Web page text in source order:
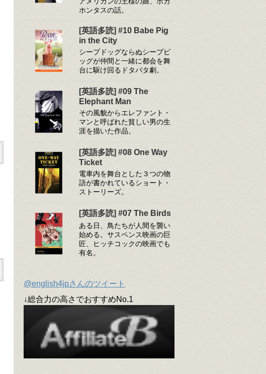
ホンタスの話。
[英語多読] #10 Babe Pig
in the City
シープドッグならぬシープピ
ッグが仲間と一緒に都会を舞
台に駆け回るドタバタ劇。
[英語多読] #09 The
Elephant Man
その風貌からエレファント・
マンと呼ばれた貧しい男の生
涯を描いた作品。
[英語多読] #08 One Way
Ticket
電車内を舞台とした３つの物
語が書かれているショート・
ストーリーズ。
[英語多読] #07 The Birds
ある日、鳥たちが人間を襲い
始める。サスペンス映画の巨
匠、ヒッチコックの映画でも
有名。
@english4jpさんのツイート
↓総合力の高さでおすすめNo.1